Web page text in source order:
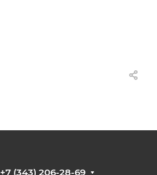
+7 (343) 206-28-69